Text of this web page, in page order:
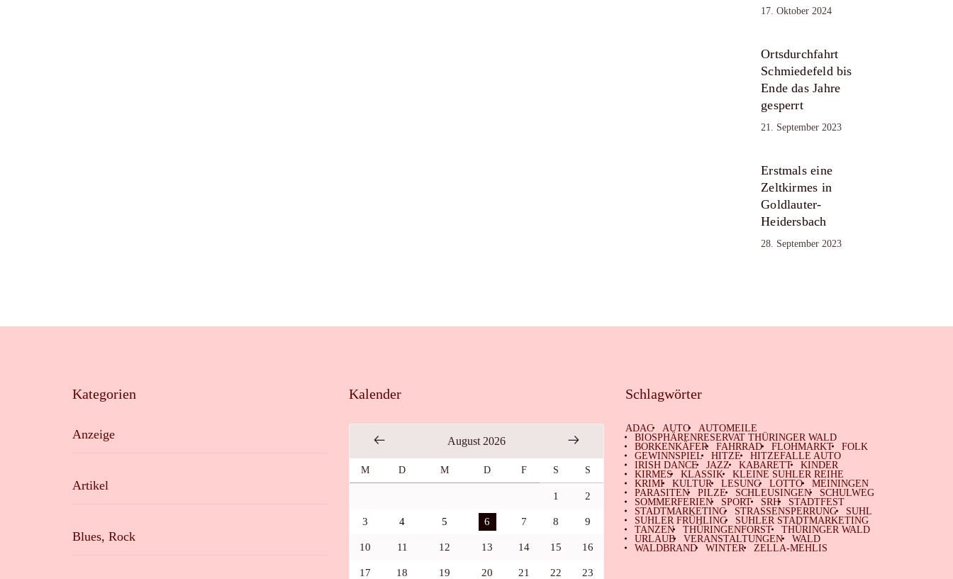
17. Oktober 2024
Ortsdurchfahrt
Schmiedefeld bis
Ende das Jahre
gesperrt
21. September 2023
Erstmals eine
Zeltkirmes in
Goldlauter-
Heidersbach
28. September 2023
Kategorien
Anzeige
Artikel
Blues, Rock
Kalender
August 2026
M D M D F S S
1 2
3 4 5 6 7 8 9
10 11 12 13 14 15 16
17 18 19 20 21 22 23
Schlagwörter
ADAC AUTO
AUTOMEILE
BIOSPHÄRENRESERVAT THÜRINGER WALD
BORKENKÄFER
FAHRRAD FLOHMARKT
FOLK
GEWINNSPIEL
HITZE
HITZEFALLE AUTO
IRISH DANCE
JAZZ KABARETT
KINDER
KIRMES
KLASSIK
KLEINE SUHLER REIHE
KRIMI
KULTUR LESUNG LOTTO
MEININGEN
PARASITEN
PILZE SCHLEUSINGEN
SCHULWEG
SOMMERFERIEN
SPORT SRH
STADTFEST
STADTMARKETING
STRASSENSPERRUNG
SUHL
SUHLER FRÜHLING
SUHLER STADTMARKETING
TANZEN
THÜRINGENFORST
THÜRINGER WALD
URLAUB
VERANSTALTUNGEN
WALD
WALDBRAND
WINTER ZELLA-MEHLIS